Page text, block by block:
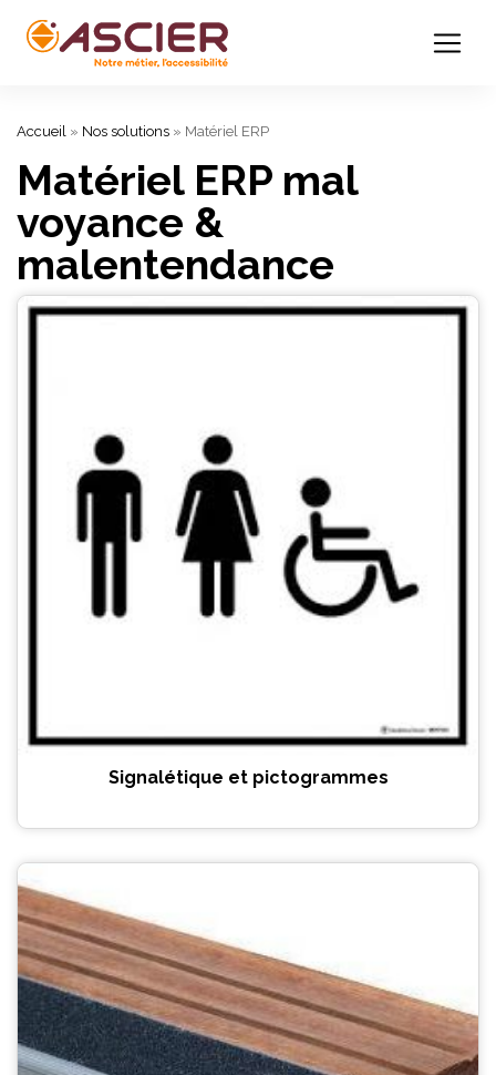
Accueil » Nos solutions » Matériel ERP
Matériel ERP mal
voyance &
malentendance
Signalétique et pictogrammes